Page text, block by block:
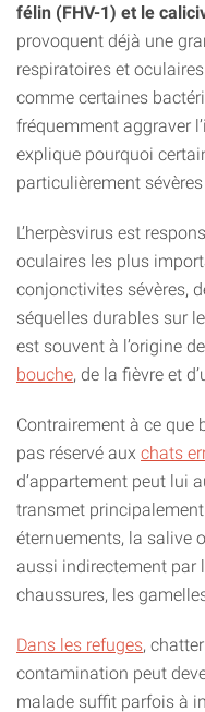
félin (FHV-1) et le
provoquent déjà une
respiratoires et
comme certaines
fréquemment aggraver
explique pourquoi
particulièrement
L’herpèsvirus est
oculaires les plus
conjonctivites sévères,
séquelles durables sur
est souvent à l’origine
bouche, de la fièvre et
Contrairement à ce que
pas réservé aux chats
d’appartement peut lui
transmet
éternuements, la salive
aussi indirectement par
chaussures, les
Dans les refuges,
contamination peut
malade suffit parfois à